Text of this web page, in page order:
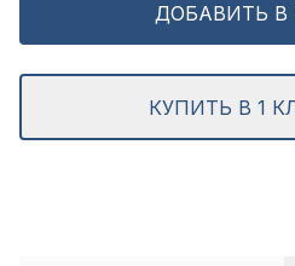
ДОБАВИТЬ В
КУПИТЬ В 1